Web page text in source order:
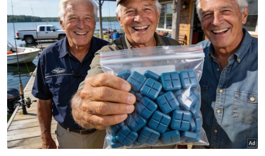
"Bersempena Hari Kebangsaan dan Hari
Malaysia, marilah kita semua perbaharui tekad
dan rasa cinta dan bersama berganding bahu
dan bersatu padu kukuhkan semangat
perjuangan menuntut kemerdekaan dan
pembentukan negara Malaysia tercinta," katanya.
Beliau turut meminta pegawai Jabatan
Penerangan menasihati mana-mana premis yang